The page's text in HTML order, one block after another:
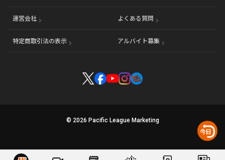
運営会社 （別ウィンドウで開く） よくある質問
特定商取引法の表示 アルバイト募集 （別ウィンドウで開く
© 2026 Pacific League Marketing